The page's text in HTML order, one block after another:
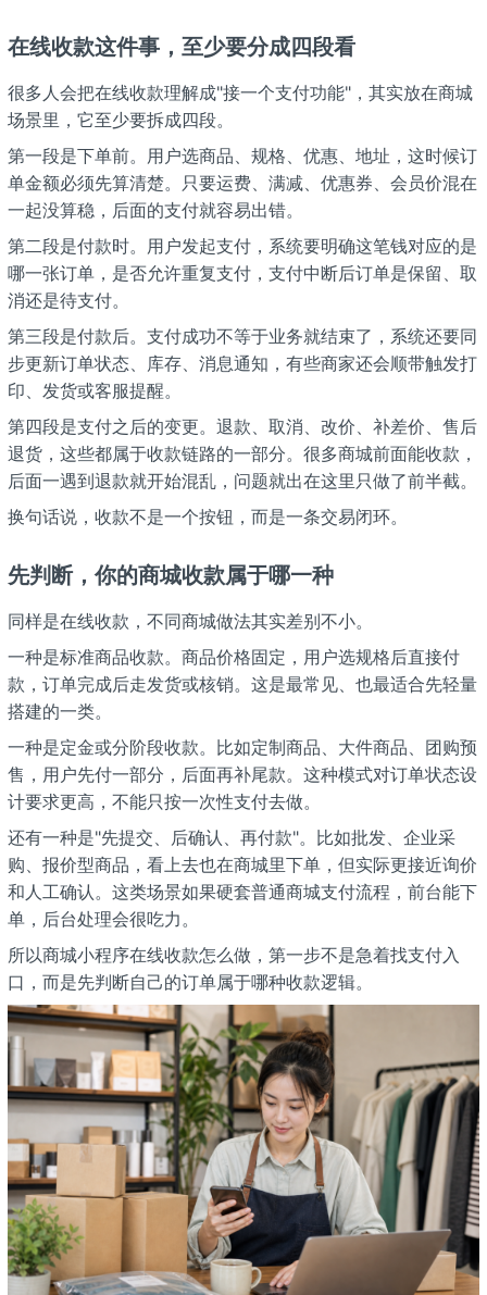
在线收款这件事，至少要分成四段看
很多人会把在线收款理解成"接一个支付功能"，其实放在商城
场景里，它至少要拆成四段。
第一段是下单前。用户选商品、规格、优惠、地址，这时候订
单金额必须先算清楚。只要运费、满减、优惠券、会员价混在
一起没算稳，后面的支付就容易出错。
第二段是付款时。用户发起支付，系统要明确这笔钱对应的是
哪一张订单，是否允许重复支付，支付中断后订单是保留、取
消还是待支付。
第三段是付款后。支付成功不等于业务就结束了，系统还要同
步更新订单状态、库存、消息通知，有些商家还会顺带触发打
印、发货或客服提醒。
第四段是支付之后的变更。退款、取消、改价、补差价、售后
退货，这些都属于收款链路的一部分。很多商城前面能收款，
后面一遇到退款就开始混乱，问题就出在这里只做了前半截。
换句话说，收款不是一个按钮，而是一条交易闭环。
先判断，你的商城收款属于哪一种
同样是在线收款，不同商城做法其实差别不小。
一种是标准商品收款。商品价格固定，用户选规格后直接付
款，订单完成后走发货或核销。这是最常见、也最适合先轻量
搭建的一类。
一种是定金或分阶段收款。比如定制商品、大件商品、团购预
售，用户先付一部分，后面再补尾款。这种模式对订单状态设
计要求更高，不能只按一次性支付去做。
还有一种是"先提交、后确认、再付款"。比如批发、企业采
购、报价型商品，看上去也在商城里下单，但实际更接近询价
和人工确认。这类场景如果硬套普通商城支付流程，前台能下
单，后台处理会很吃力。
所以商城小程序在线收款怎么做，第一步不是急着找支付入
口，而是先判断自己的订单属于哪种收款逻辑。